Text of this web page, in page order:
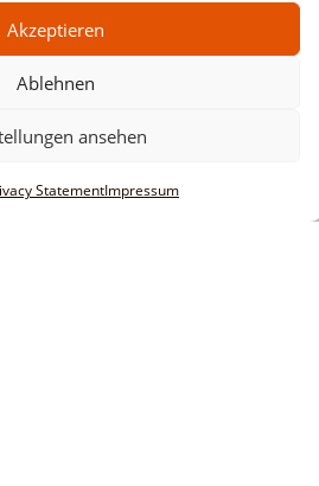
Akzeptieren
Ablehnen
ansehen
StatementImpressum